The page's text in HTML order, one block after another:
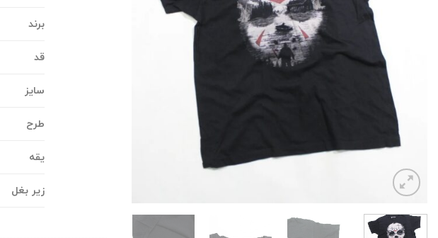
برند
قد
سایز
طرح
یقه
زیر بغل